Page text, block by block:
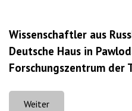
Wissenschaftler aus
Deutsche Haus in
Forschungszentrum der
Weiter